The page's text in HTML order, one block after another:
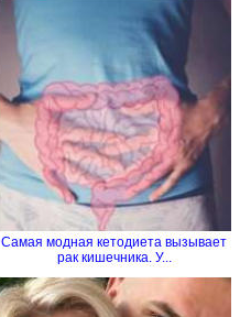
Самая модная кетодиета вызывает
рак кишечника. У...